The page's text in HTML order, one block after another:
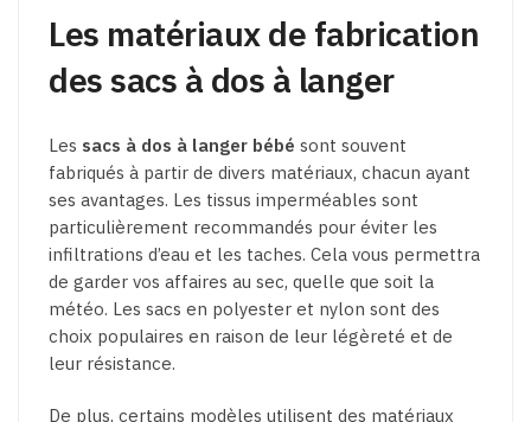
Les matériaux de fabrication
des sacs à dos à langer
Les sacs à dos à langer bébé sont souvent
fabriqués à partir de divers matériaux, chacun ayant
ses avantages. Les tissus imperméables sont
particulièrement recommandés pour éviter les
infiltrations d’eau et les taches. Cela vous permettra
de garder vos affaires au sec, quelle que soit la
météo. Les sacs en polyester et nylon sont des
choix populaires en raison de leur légèreté et de
leur résistance.
De plus, certains modèles utilisent des matériaux